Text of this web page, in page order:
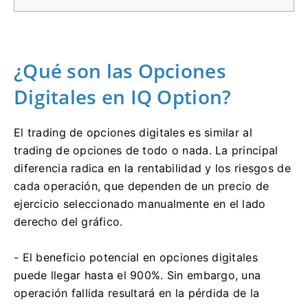
¿Qué son las Opciones
Digitales en IQ Option?
El trading de opciones digitales es similar al
trading de opciones de todo o nada. La principal
diferencia radica en la rentabilidad y los riesgos de
cada operación, que dependen de un precio de
ejercicio seleccionado manualmente en el lado
derecho del gráfico.
- El beneficio potencial en opciones digitales
puede llegar hasta el 900%. Sin embargo, una
operación fallida resultará en la pérdida de la